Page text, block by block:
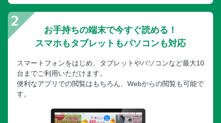
ローカルタウン
ローカルタウン／カカアコ＆ワード
ローカルタウン／ダウンタウン
ローカルタウン／カイルア
ローカルタウン／ハレイワ
ホテルコレクション
コンドミニアムで暮らすようにStay
お手持ちの端末で今すぐ読める！
スマホもタブレットもパソコンも対応
スマートフォンをはじめ、タブレットやパソコンなど最大10
台までご利用いただけます。
便利なアプリでの閲覧はもちろん、Webからの閲覧も可能で
す。